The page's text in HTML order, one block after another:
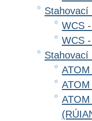
Stahovací
WCS
WCS
Stahovací